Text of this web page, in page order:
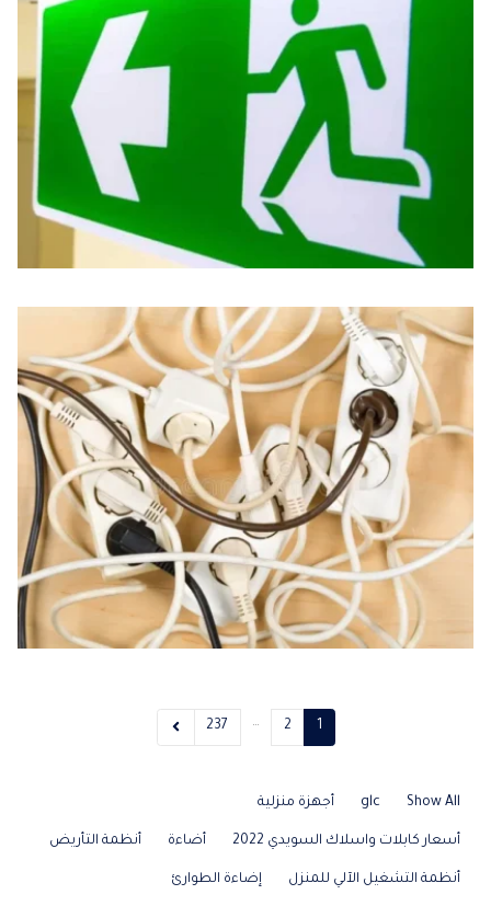
1
2
…
237
Show All
glc أجهزة منزلية
أسعار كابلات واسلاك السويدي 2022 أضاءة أنظمة التأريض
أنظمة التشغيل الآلي للمنزل إضاءة الطوارئ